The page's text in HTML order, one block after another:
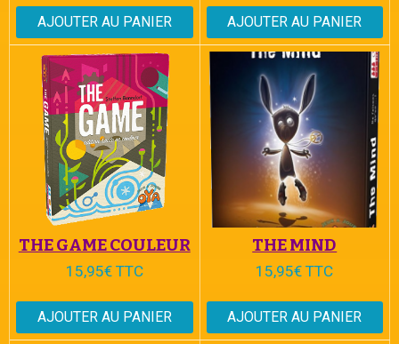
AJOUTER AU PANIER AJOUTER AU PANIER
THE GAME COULEUR
15,95€ TTC
AJOUTER AU PANIER
THE MIND
15,95€ TTC
AJOUTER AU PANIER